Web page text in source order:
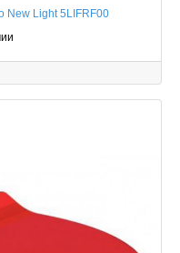
New Light 5LIFRF00